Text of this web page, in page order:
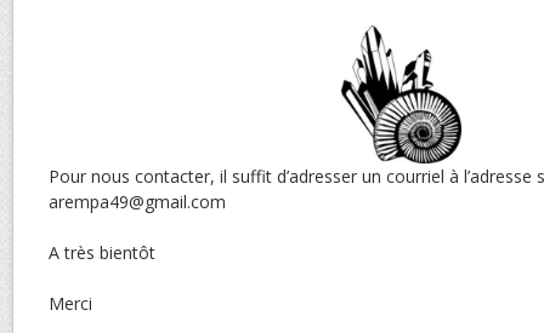
Pour nous contacter, il suffit d’adresser un courriel à l’adresse
arempa49@gmail.com
A très bientôt
Merci